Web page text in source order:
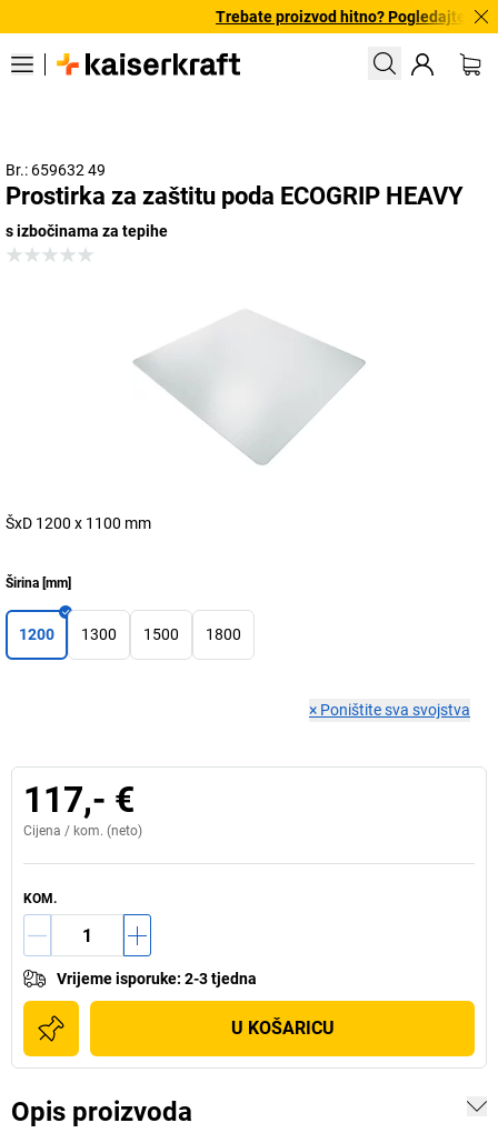
Trebate proizvod hitno? Pogledajte
Br.: 659632 49
Prostirka za zaštitu poda ECOGRIP HEAVY
s izbočinama za tepihe
ŠxD 1200 x 1100 mm
Širina [mm]
1200 1300 1500 1800
× Poništite sva svojstva
117,- €
Cijena / kom. (neto)
KOM.
Vrijeme isporuke: 2-3 tjedna
U KOŠARICU
Opis proizvoda